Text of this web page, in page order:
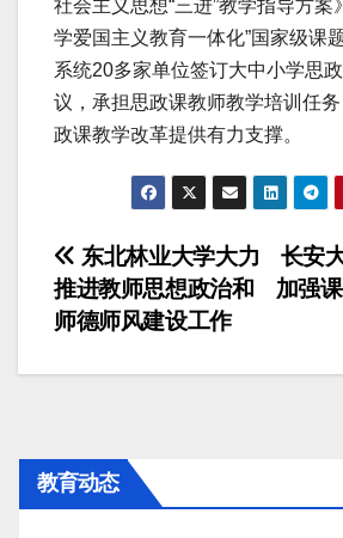
社会主义思想“三进”教学指导方案
学爱国主义教育一体化”国家级课
系统20多家单位签订大中小学思
议，承担思政课教师教学培训任
政课教学改革提供有力支撑。
文
章
导
长安
加强
东北林业大学大力
推进教师思想政治和
师德师风建设工作
教育动态